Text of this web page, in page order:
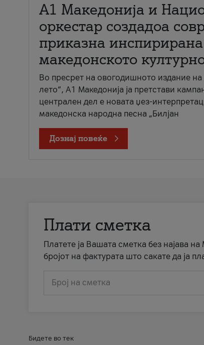
А1 Македонија и
оркестар создадоа
приказна
македонското
Во пресрет на овогодишното издание
лето“, А1 Македонија ја претстави
централен дел е новата џез-
македонска народна песна „Билјан
Дознај повеќе
Плати сметка
Платете ја Вашата сметка без најава
бројот на фактурата што сакате да ја
Број на сметка
Бидете во тек